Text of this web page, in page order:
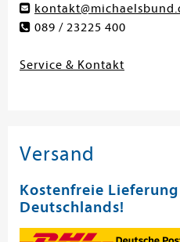
089 / 23225 400
Service & Kontakt
Versand
Kostenfreie
Deutschlands!